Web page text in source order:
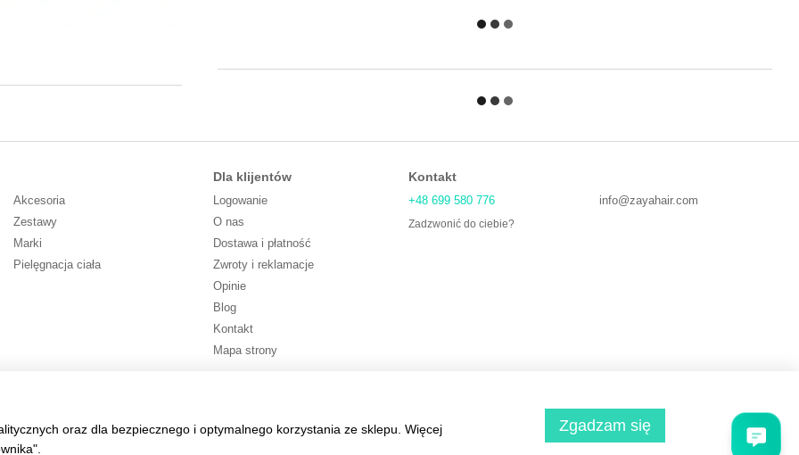
Akcesoria
Zestawy
Marki
Pielęgnacja ciała
Dla klijentów
Logowanie
O nas
Dostawa i płatność
Zwroty i reklamacje
Opinie
Blog
Kontakt
Mapa strony
Kontakt
+48 699 580 776
Zadzwonić do ciebie?
info@zayahair.com
oraz dla bezpiecznego i optymalnego korzystania ze sklepu. Więcej
Zgadzam się